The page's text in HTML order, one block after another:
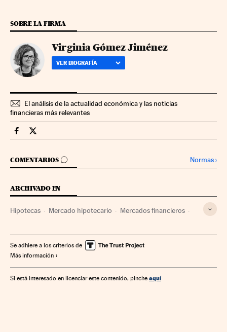
SOBRE LA FIRMA
Virginia Gómez Jiménez
VER BIOGRAFÍA
El análisis de la actualidad económica y las noticias
financieras más relevantes
Mercados Financieros Cinco Días en Facebook
Mercados Financieros Cinco Días en Twitter
COMENTARIOS
IR A LOS COMENTARIOS Normas›
ARCHIVADO EN
Hipotecas Mercado hipotecario Mercados financieros
Se adhiere a los criterios de
Más información
Si está interesado en licenciar este contenido, pinche aquí